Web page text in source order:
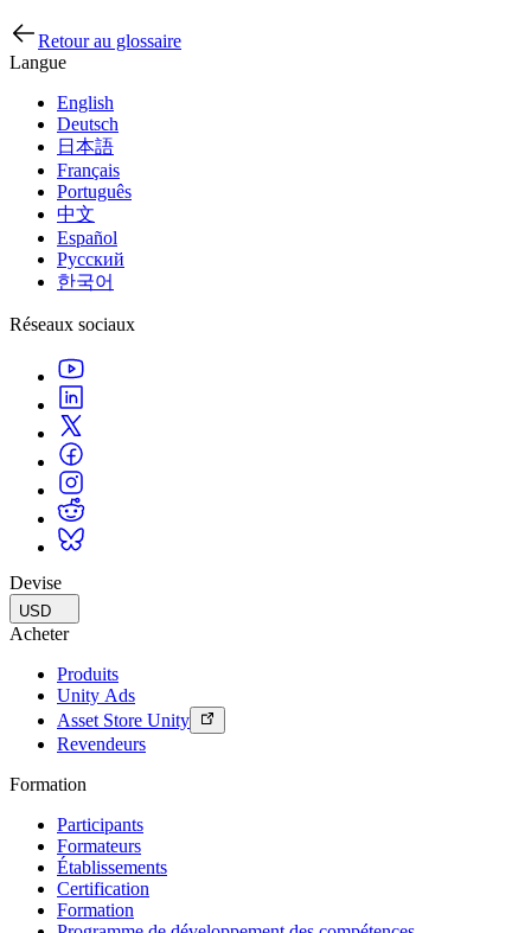
Retour au glossaire
Langue
English
Deutsch
日本語
Français
Português
中文
Español
Русский
한국어
Réseaux sociaux
Devise
USD
Acheter
Produits
Unity Ads
Asset Store Unity
Revendeurs
Formation
Participants
Formateurs
Établissements
Certification
Formation